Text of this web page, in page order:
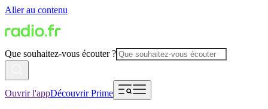
Aller au contenu
Que souhaitez-vous écouter ?
Ouvrir l'appDécouvrir Prime